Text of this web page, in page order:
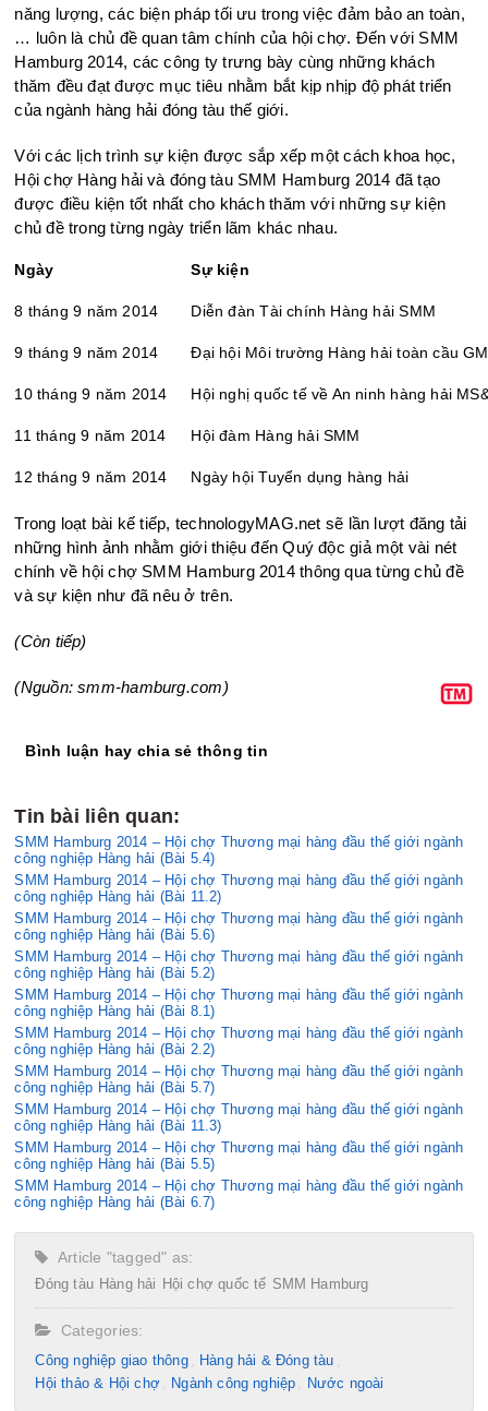
năng lượng, các biện pháp tối ưu trong việc đảm bảo an toàn,
… luôn là chủ đề quan tâm chính của hội chợ. Đến với SMM
Hamburg 2014, các công ty trưng bày cùng những khách
thăm đều đạt được mục tiêu nhằm bắt kịp nhịp độ phát triển
của ngành hàng hải đóng tàu thế giới.
Với các lịch trình sự kiện được sắp xếp một cách khoa học,
Hội chợ Hàng hải và đóng tàu SMM Hamburg 2014 đã tạo
được điều kiện tốt nhất cho khách thăm với những sự kiện
chủ đề trong từng ngày triển lãm khác nhau.
Ngày Sự kiện
8 tháng 9 năm 2014 Diễn đàn Tài chính Hàng hải SMM
9 tháng 9 năm 2014 Đại hội Môi trường Hàng hải toàn cầu
10 tháng 9 năm 2014 Hội nghị quốc tế về An ninh hàng hải
11 tháng 9 năm 2014 Hội đàm Hàng hải SMM
12 tháng 9 năm 2014 Ngày hội Tuyển dụng hàng hải
Trong loạt bài kế tiếp, technologyMAG.net sẽ lần lượt đăng tải
những hình ảnh nhằm giới thiệu đến Quý độc giả một vài nét
chính về hội chợ SMM Hamburg 2014 thông qua từng chủ đề
và sự kiện như đã nêu ở trên.
(Còn tiếp)
(Nguồn: smm-hamburg.com)
Bình luận hay chia sẻ thông tin
Tin bài liên quan:
SMM Hamburg 2014 – Hội chợ Thương mại hàng đầu thế giới ngành
công nghiệp Hàng hải (Bài 5.4)
SMM Hamburg 2014 – Hội chợ Thương mại hàng đầu thế giới ngành
công nghiệp Hàng hải (Bài 11.2)
SMM Hamburg 2014 – Hội chợ Thương mại hàng đầu thế giới ngành
công nghiệp Hàng hải (Bài 5.6)
SMM Hamburg 2014 – Hội chợ Thương mại hàng đầu thế giới ngành
công nghiệp Hàng hải (Bài 5.2)
SMM Hamburg 2014 – Hội chợ Thương mại hàng đầu thế giới ngành
công nghiệp Hàng hải (Bài 8.1)
SMM Hamburg 2014 – Hội chợ Thương mại hàng đầu thế giới ngành
công nghiệp Hàng hải (Bài 2.2)
SMM Hamburg 2014 – Hội chợ Thương mại hàng đầu thế giới ngành
công nghiệp Hàng hải (Bài 5.7)
SMM Hamburg 2014 – Hội chợ Thương mại hàng đầu thế giới ngành
công nghiệp Hàng hải (Bài 11.3)
SMM Hamburg 2014 – Hội chợ Thương mại hàng đầu thế giới ngành
công nghiệp Hàng hải (Bài 5.5)
SMM Hamburg 2014 – Hội chợ Thương mại hàng đầu thế giới ngành
công nghiệp Hàng hải (Bài 6.7)
Article "tagged" as:
Đóng tàu Hàng hải Hội chợ quốc tế SMM Hamburg
Categories:
Công nghiệp giao thông
Hàng hải & Đóng tàu
Hội thảo & Hội chợ
Ngành công nghiệp Nước ngoài